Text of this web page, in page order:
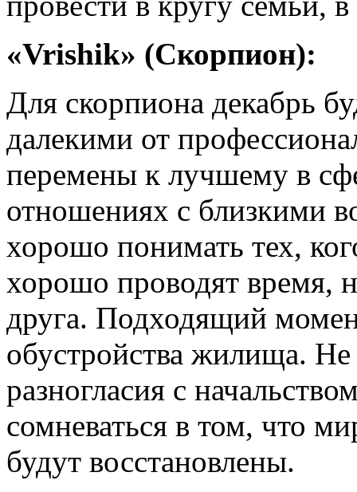
«Vrishik» (Скорпион):
Для скорпиона декабрь
далекими от
перемены к лучшему в
отношениях с близкими
хорошо понимать тех,
хорошо проводят время,
друга. Подходящий
обустройства жилища.
разногласия с
сомневаться в том, что
будут восстановлены.